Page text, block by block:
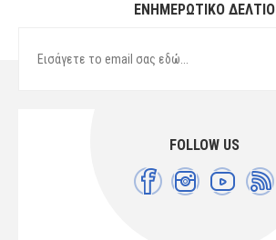
ΕΝΗΜΕΡΩΤΙΚΌ ΔΕΛΤΊΟ
FOLLOW US